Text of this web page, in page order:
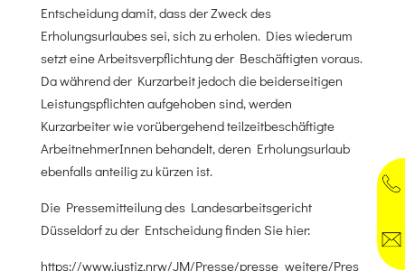
Entscheidung damit, dass der Zweck des
Erholungsurlaubes sei, sich zu erholen. Dies wiederum
setzt eine Arbeitsverpflichtung der Beschäftigten voraus.
Da während der Kurzarbeit jedoch die beiderseitigen
Leistungspflichten aufgehoben sind, werden
Kurzarbeiter wie vorübergehend teilzeitbeschäftigte
ArbeitnehmerInnen behandelt, deren Erholungsurlaub
ebenfalls anteilig zu kürzen ist.
Die Pressemitteilung des Landesarbeitsgericht
Düsseldorf zu der Entscheidung finden Sie hier:
https://www.justiz.nrw/JM/Presse/presse_weitere/Pres